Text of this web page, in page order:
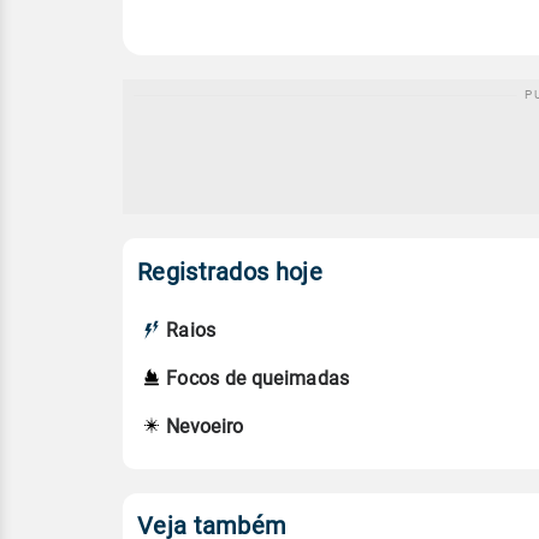
Registrados hoje
Raios
Focos de queimadas
Nevoeiro
Veja também